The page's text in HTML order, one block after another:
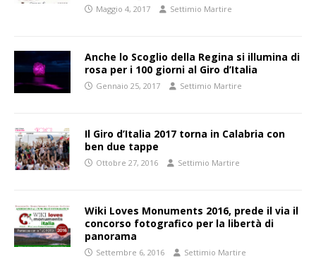
Maggio 4, 2017 Settimio Martire
Anche lo Scoglio della Regina si illumina di
rosa per i 100 giorni al Giro d’Italia
Gennaio 25, 2017 Settimio Martire
Il Giro d’Italia 2017 torna in Calabria con
ben due tappe
Ottobre 27, 2016 Settimio Martire
Wiki Loves Monuments 2016, prede il via il
concorso fotografico per la libertà di
panorama
Settembre 6, 2016 Settimio Martire